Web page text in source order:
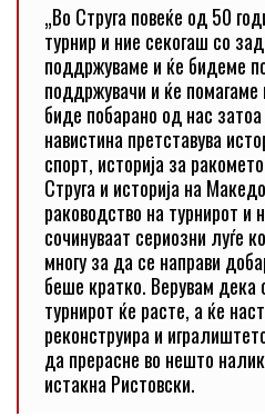
„Во Струга повеќе од 50
турнир и ние секогаш со
поддржуваме и ќе бидеме
поддржувачи и ќе
биде побарано од нас
навистина претставува
спорт, историја за
Струга и историја на
раководство на турнирот и
сочинуваат сериозни луѓе
многу за да се направи
беше кратко. Верувам дека
турнирот ќе расте, а ќе
реконструира и
да прерасне во нешто
истакна Ристовски.